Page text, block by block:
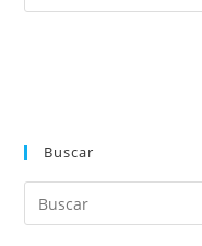
Buscar